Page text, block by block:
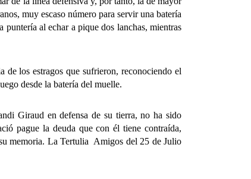
muy escaso número para servir una batería
al echar a pique dos lanchas, mientras
los estragos que sufrieron, reconociendo el
desde la batería del muelle.
Giraud en defensa de su tierra, no ha sido
pague la deuda que con él tiene contraída,
memoria. La Tertulia Amigos del 25 de Julio